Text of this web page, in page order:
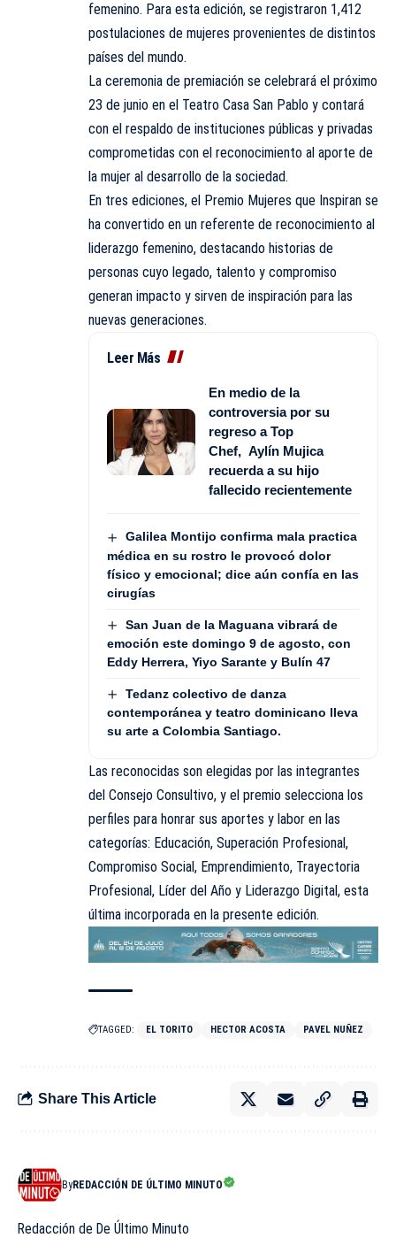
femenino. Para esta edición, se registraron 1,412
postulaciones de mujeres provenientes de distintos
países del mundo.
La ceremonia de premiación se celebrará el próximo
23 de junio en el Teatro Casa San Pablo y contará
con el respaldo de instituciones públicas y privadas
comprometidas con el reconocimiento al aporte de
la mujer al desarrollo de la sociedad.
En tres ediciones, el Premio Mujeres que Inspiran se
ha convertido en un referente de reconocimiento al
liderazgo femenino, destacando historias de
personas cuyo legado, talento y compromiso
generan impacto y sirven de inspiración para las
nuevas generaciones.
Leer Más
En medio de la
controversia por su
regreso a Top
Chef, Aylín Mujica
recuerda a su hijo
fallecido recientemente
Galilea Montijo confirma mala practica
médica en su rostro le provocó dolor
físico y emocional; dice aún confía en las
cirugías
San Juan de la Maguana vibrará de
emoción este domingo 9 de agosto, con
Eddy Herrera, Yiyo Sarante y Bulín 47
Tedanz colectivo de danza
contemporánea y teatro dominicano lleva
su arte a Colombia Santiago.
Las reconocidas son elegidas por las integrantes
del Consejo Consultivo, y el premio selecciona los
perfiles para honrar sus aportes y labor en las
categorías: Educación, Superación Profesional,
Compromiso Social, Emprendimiento, Trayectoria
Profesional, Líder del Año y Liderazgo Digital, esta
última incorporada en la presente edición.
TAGGED: EL TORITO HECTOR ACOSTA PAVEL NUÑEZ
Share This Article
ByREDACCIÓN DE ÚLTIMO MINUTO
Redacción de De Último Minuto